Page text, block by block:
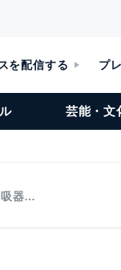
を配信する プ
芸能・文
吸器…